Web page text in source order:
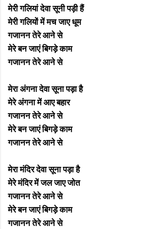
मेरी गलियां देवा सूनी पड़ी हैं
मेरी गलियों में मच जाए धूम
गजानन तेरे आने से
मेरे बन जाएं बिगड़े काम
गजानन तेरे आने से
मेरा अंगना देवा सूना पड़ा है
मेरे अंगना में आए बहार
गजानन तेरे आने से
मेरे बन जाएं बिगड़े काम
गजानन तेरे आने से
मेरा मंदिर देवा सूना पड़ा है
मेरे मंदिर में जल जाए जोत
गजानन तेरे आने से
मेरे बन जाएं बिगड़े काम
गजानन तेरे आने से